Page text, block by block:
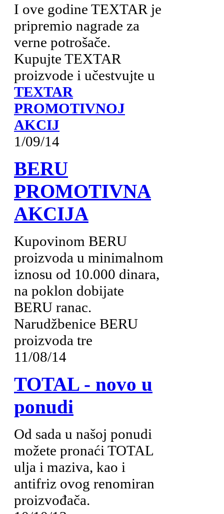
I ove godine TEXTAR je
pripremio nagrade za
verne potrošače.
Kupujte TEXTAR
proizvode i učestvujte u
TEXTAR
PROMOTIVNOJ
AKCIJ
1/09/14
BERU
PROMOTIVNA
AKCIJA
Kupovinom BERU
proizvoda u minimalnom
iznosu od 10.000 dinara,
na poklon dobijate
BERU ranac.
Narudžbenice BERU
proizvoda tre
11/08/14
TOTAL - novo u
ponudi
Od sada u našoj ponudi
možete pronaći TOTAL
ulja i maziva, kao i
antifriz ovog renomiran
proizvođača.